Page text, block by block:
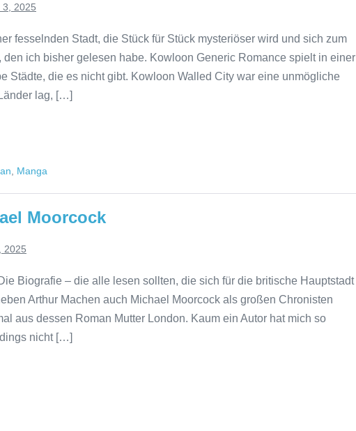
3, 2025
fesselnden Stadt, die Stück für Stück mysteriöser wird und sich zum
ich bisher gelesen habe. Kowloon Generic Romance spielt in einer
Städte, die es nicht gibt. Kowloon Walled City war eine unmögliche
lag, […]
Manga
Moorcock
2025
Biografie – die alle lesen sollten, die sich für die britische Hauptstadt
Arthur Machen auch Michael Moorcock als großen Chronisten
aus dessen Roman Mutter London. Kaum ein Autor hat mich so
nicht […]